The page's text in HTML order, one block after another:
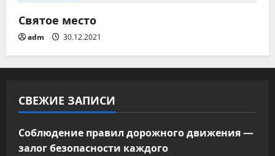
а
п
и
я
м
Святое место
adm 30.12.2021
СВЕЖИЕ ЗАПИСИ
Соблюдение правил дорожного движения —
залог безопасности каждого